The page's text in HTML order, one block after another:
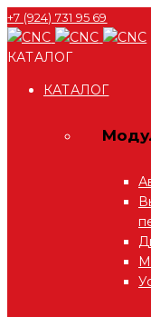
+7 (924) 731 95 69
КАТАЛОГ
КАТАЛОГ